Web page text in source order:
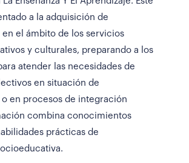
a la adquisición de
el ámbito de los servicios
y culturales, preparando a los
atender las necesidades de
en situación de
en procesos de integración
combina conocimientos
prácticas de